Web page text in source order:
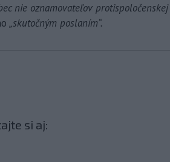
nie oznamovateľov
„skutočným poslaním“.
si aj: